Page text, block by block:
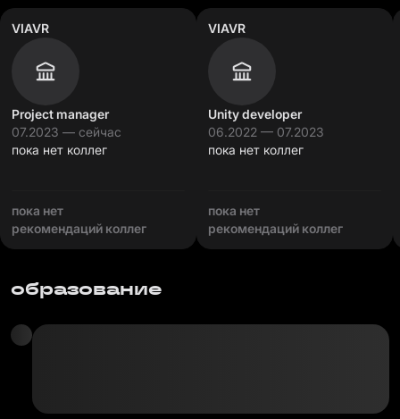
VIAVR
Project manager
07.2023 — сейчас
пока нет коллег
пока нет
рекомендаций коллег
VIAVR
Unity developer
06.2022 — 07.2023
пока нет коллег
пока нет
рекомендаций коллег
образование